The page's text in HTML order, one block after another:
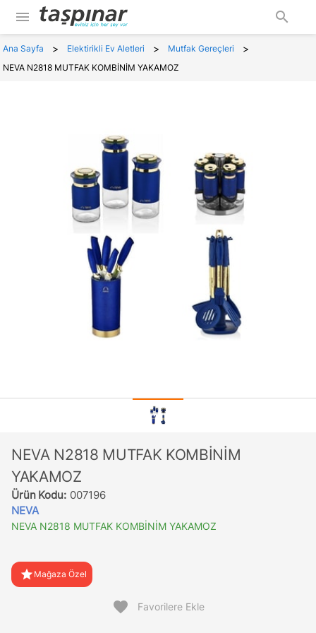
menu search
Ana Sayfa > Elektirikli Ev Aletleri > Mutfak Gereçleri >
NEVA N2818 MUTFAK KOMBİNİM YAKAMOZ
NEVA N2818 MUTFAK KOMBİNİM
YAKAMOZ
Ürün Kodu: 007196
NEVA
NEVA N2818 MUTFAK KOMBİNİM YAKAMOZ
star Mağaza Özel
favorite Favorilere Ekle